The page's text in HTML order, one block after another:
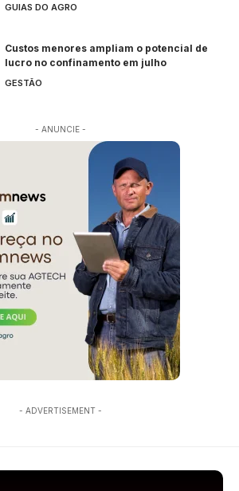
GUIAS DO AGRO
Custos menores ampliam o potencial de
lucro no confinamento em julho
GESTÃO
- ANUNCIE -
- ADVERTISEMENT -